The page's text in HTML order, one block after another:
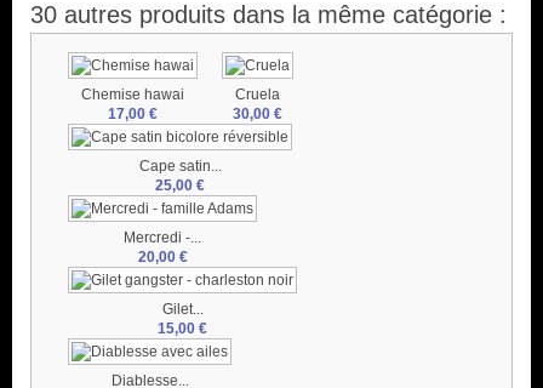
30 autres produits dans la même catégorie :
Chemise hawai
17,00 €
Cruela
30,00 €
Cape satin...
25,00 €
Mercredi -...
20,00 €
Gilet...
15,00 €
Diablesse...